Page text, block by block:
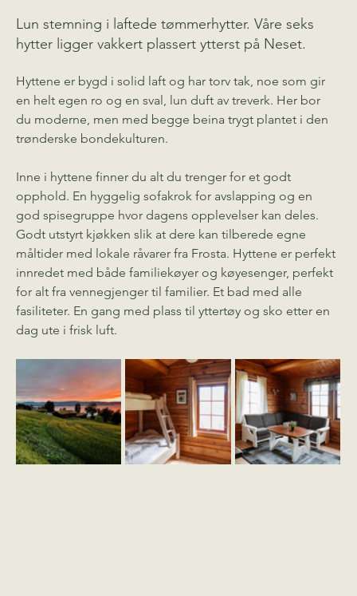
Lun stemning i laftede tømmerhytter. Våre seks
hytter ligger vakkert plassert ytterst på Neset.
Hyttene er bygd i solid laft og har torv tak, noe som gir
en helt egen ro og en sval, lun duft av treverk. Her bor
du moderne, men med begge beina trygt plantet i den
trønderske bondekulturen.
Inne i hyttene finner du alt du trenger for et godt
opphold. En hyggelig sofakrok for avslapping og en
god spisegruppe hvor dagens opplevelser kan deles.
Godt utstyrt kjøkken slik at dere kan tilberede egne
måltider med lokale råvarer fra Frosta. Hyttene er perfekt
innredet med både familiekøyer og køyesenger, perfekt
for alt fra vennegjenger til familier. Et bad med alle
fasiliteter. En gang med plass til yttertøy og sko etter en
dag ute i frisk luft.